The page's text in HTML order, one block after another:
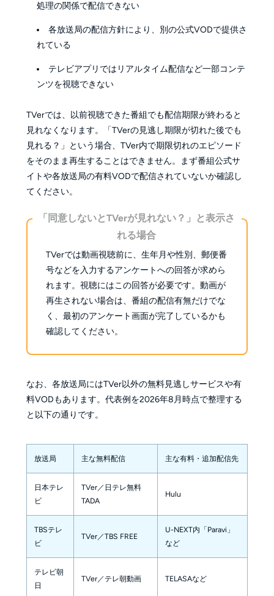
処理の関係で配信できない
各放送局の配信方針により、別の公式VODで提供さ
れている
テレビアプリではリアルタイム配信など一部コンテ
ンツを視聴できない
TVerでは、以前視聴できた番組でも配信期限が終わると
見れなくなります。「TVerの見逃し期限が切れた後でも
見れる？」という場合、TVer内で期限切れのエピソード
をそのまま再生することはできません。まず番組公式サ
イトや各放送局の有料VODで配信されていないか確認し
てください。
「同意しないとTVerが見れない？」と表示さ
れる場合
TVerでは動画視聴前に、生年月や性別、郵便番
号などを入力するアンケートへの回答が求めら
れます。視聴にはこの回答が必要です。動画が
再生されない場合は、番組の配信有無だけでな
く、最初のアンケート画面が完了しているかも
確認してください。
なお、各放送局にはTVer以外の無料見逃しサービスや有
料VODもあります。代表例を2026年8月時点で整理する
と以下の通りです。
放送局 主な無料配信 主な有料・追加配信先
日本テレ
ビ
TVer／日テレ無料
TADA
Hulu
TBSテレ
ビ
TVer／TBS FREE
U-NEXT内「Paravi」
など
テレビ朝
日
TVer／テレ朝動画 TELASAなど